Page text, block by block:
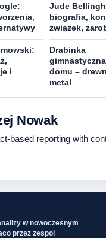
Jude
biografia,
związek,
i
Drabinka
domu –
metal
Nowak
based reporting with
w nowoczesnym
przez zespol